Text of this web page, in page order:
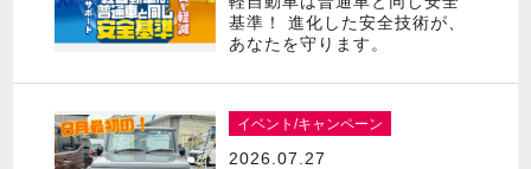
基準！ 進化した安全技術が、
あなたを守ります。
イベント/キャンペーン
2026.07.27